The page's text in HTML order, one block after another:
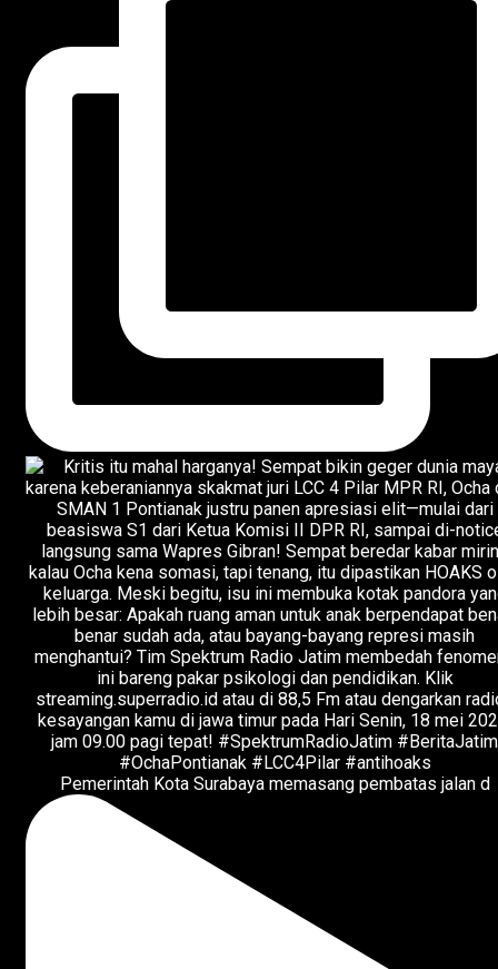
Pemerintah Kota Surabaya memasang pembatas jalan d